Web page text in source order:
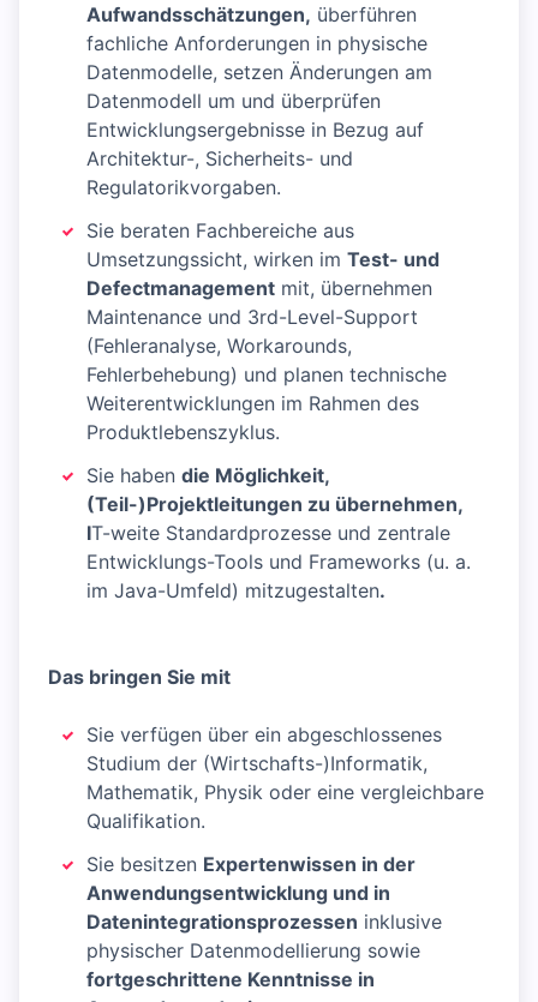
Aufwandsschätzungen, überführen
fachliche Anforderungen in physische
Datenmodelle, setzen Änderungen am
Datenmodell um und überprüfen
Entwicklungsergebnisse in Bezug auf
Architektur-, Sicherheits- und
Regulatorikvorgaben.
Sie beraten Fachbereiche aus
Umsetzungssicht, wirken im Test- und
Defectmanagement mit, übernehmen
Maintenance und 3rd-Level-Support
(Fehleranalyse, Workarounds,
Fehlerbehebung) und planen technische
Weiterentwicklungen im Rahmen des
Produktlebenszyklus.
Sie haben die Möglichkeit,
(Teil-)Projektleitungen zu übernehmen,
IT-weite Standardprozesse und zentrale
Entwicklungs-Tools und Frameworks (u. a.
im Java-Umfeld) mitzugestalten.
Das bringen Sie mit
Sie verfügen über ein abgeschlossenes
Studium der (Wirtschafts-)Informatik,
Mathematik, Physik oder eine vergleichbare
Qualifikation.
Sie besitzen Expertenwissen in der
Anwendungsentwicklung und in
Datenintegrationsprozessen inklusive
physischer Datenmodellierung sowie
fortgeschrittene Kenntnisse in